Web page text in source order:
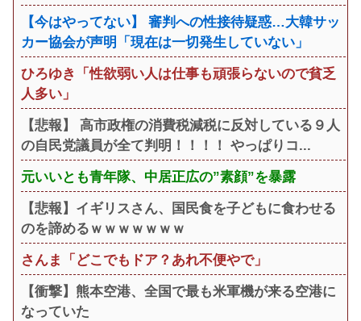
【今はやってない】 審判への性接待疑惑…大韓サッ
カー協会が声明「現在は一切発生していない」
ひろゆき「性欲弱い人は仕事も頑張らないので貧乏
人多い」
【悲報】 高市政権の消費税減税に反対している９人
の自民党議員が全て判明！！！！ やっぱりコ...
元いいとも青年隊、中居正広の”素顔”を暴露
【悲報】イギリスさん、国民食を子どもに食わせる
のを諦めるｗｗｗｗｗｗｗ
さんま「どこでもドア？あれ不便やで」
【衝撃】熊本空港、全国で最も米軍機が来る空港に
なっていた